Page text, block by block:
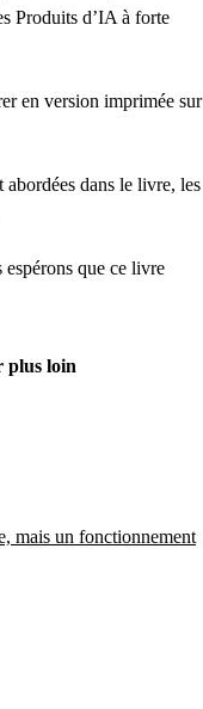
Produits d’IA à forte
en version imprimée sur
abordées dans le livre, les
que ce livre
plus loin
mais un fonctionnement